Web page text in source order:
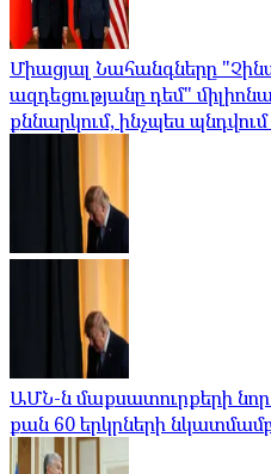
Միացյալ Նահանգները
ազդեցությանը դեմ"
քննարկում, ինչպես պնդվում
ԱՄՆ-ն մաքսատուրքերի նոր
քան 60 երկրների